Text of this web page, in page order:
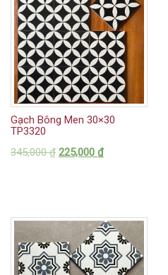
Gạch Bông Men 30×30
TP3320
345,000₫ 225,000 ₫